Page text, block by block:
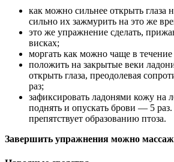
как можно сильнее открыть глаза
сильно их зажмурить на это же
это же упражнение сделать,
висках;
моргать как можно чаще в течение
положить на закрытые веки
открыть глаза, преодолевая
раз;
зафиксировать ладонями кожу на
поднять и опускать брови — 5
препятствует образованию птоза.
Завершить упражнения можно